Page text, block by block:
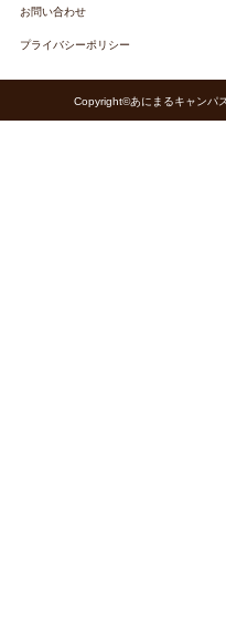
お問い合わせ
プライバシーポリシー
Copyright©あにまるキャンパ